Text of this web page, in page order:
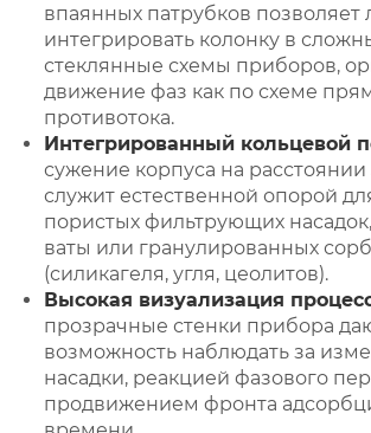
впаянных патрубков позволяет
интегрировать колонку в
стеклянные схемы приборов,
движение фаз как по схеме
противотока.
Интегрированный кольцевой
сужение корпуса на
служит естественной опорой
пористых фильтрующих
ваты или гранулированных
(силикагеля, угля, цеолитов).
Высокая визуализация
прозрачные стенки прибора
возможность наблюдать за
насадки, реакцией фазового
продвижением фронта